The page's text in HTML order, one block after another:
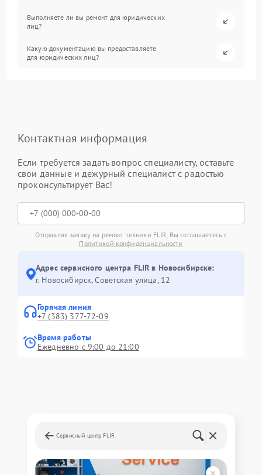
Выполняете ли вы ремонт для юридических
лиц?
Какую документацию вы предоставляете
для юридических лиц?
Контактная информация
Если требуется задать вопрос специалисту, оставьте
свои данные и дежурный специалист с радостью
проконсультирует Вас!
Отправляя заявку на ремонт техники FLIR, Вы соглашаетесь с
Политикой конфиденциальности
Адрес сервисного центра FLIR в Новосибирске:
г. Новосибирск, Советская улица, 12
Горячая линия
+7 (383) 377-72-09
Время работы
Ежедневно с 9:00 до 21:00
Сервисный центр FLIR